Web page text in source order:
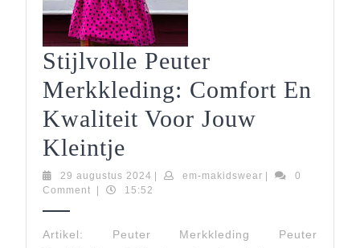
Stijlvolle Peuter
Merkkleding: Comfort En
Kwaliteit Voor Jouw
Kleintje
Peuter
Comfort
29 augustus 2024 29
augustus
em-makidswearem-
0
Comment
15:52
Artikel: Peuter Merkkleding Peuter